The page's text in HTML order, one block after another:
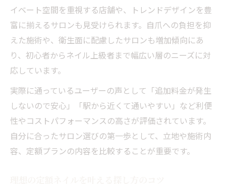
定額ネイルが叶える月替わりデザインの魅
力
毎月の定額ネイルを選ぶポイントを解説
定額ネイルサロン選びで押さえたい比較基
人気の定額ネイルでおしゃれを持続するコ
ツ
自爪を守る定額ネイルの選択ポイント
定額ネイルで自爪に優しい施術を選ぶ秘訣
イベート空間を重視する店舗や、トレンドデザインを豊
富に揃えるサロンも見受けられます。自爪への負担を抑
えた施術や、衛生面に配慮したサロンも増加傾向にあ
り、初心者からネイル上級者まで幅広い層のニーズに対
応しています。
実際に通っているユーザーの声として「追加料金が発生
しないので安心」「駅から近くて通いやすい」など利便
性やコストパフォーマンスの高さが評価されています。
自分に合ったサロン選びの第一歩として、立地や施術内
容、定額プランの内容を比較することが重要です。